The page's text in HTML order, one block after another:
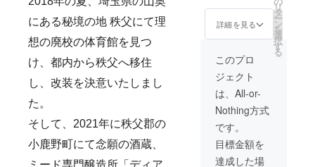
にある秘境の地 秩父にて理
想の廃校の体育館を見つ
け、都内から秩父へ移住
し、改装を決意いたしまし
た。
そして、2021年に秩父郡の
小鹿野町にて念願の酒蔵、
ミード専門醸造所「ディア
意書き
をご確
認くだ
さい。
※20歳未
満の者
による
飲酒は
法令で
禁止さ
20歳未
満の方
2024年
12月20
日以降
※化粧箱
なし ※
原材料
及び添
加物等
の食品
表示は
お届け
ラベル
に表記
蔵庫の
し！ ・
開封後
保管で1
週間ほ
ど楽し
めま
す。 ・
消費税
料を含
む ・配
送予
ト） ・
ツミー
ド 原
料: 蜂蜜
(ミャン
マー
産、国
産）、
葡萄、
米こう
ルーツ
ミード
原料:
ル：
（ス
イー
原料: 蜂
蜜(ミャ
ンマー
産、国
産）、
葡萄、
じ ・原
料: 蜂蜜
(ミャン
ジュー
ス・フ
クテル
ラアイ
スにか
けてス
イーツ
蜜酒醸
造所が
造る -
送料を
含む ＜
み方＞
冷や
してス
トレー
ト・
ロック
ロース
トビー
蜜・ち
ちぶ山
ルビー
使用）
・フ
ルーツ
ミード6
本 （蜂
蜜・秩
父産ブ
用） ・
配送予
詳細を見る
リ
タ
ー
ン
を
選
択
す
る
このプロ
ジェクト
は、All-or-
Nothing方式
です。
目標金額を
達成した場